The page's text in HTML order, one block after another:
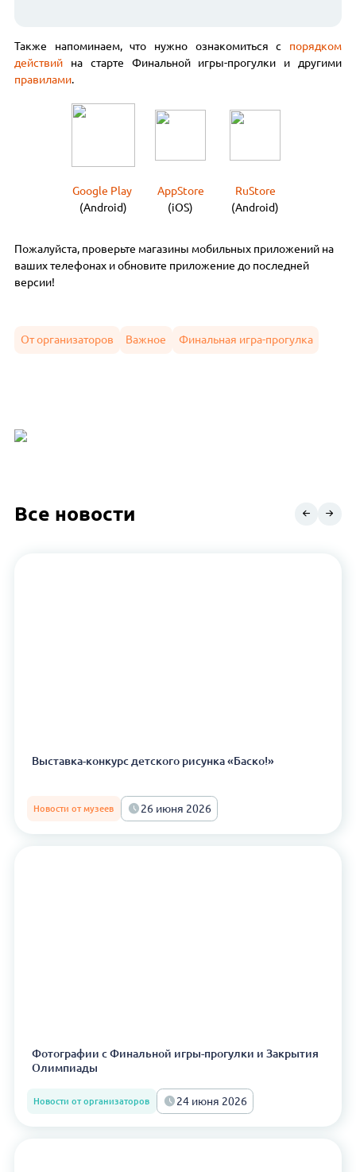
Также напоминаем, что нужно ознакомиться с порядком
действий на старте Финальной игры-прогулки и другими
правилами.
Google Play
(Android)
AppStore
(iOS)
RuStore
(Android)
Пожалуйста, проверьте магазины мобильных приложений на
ваших телефонах и обновите приложение до последней
версии!
От организаторов Важное Финальная игра-прогулка
Все новости
Выставка-конкурс детского рисунка «Баско!»
Новости от музеев 26 июня 2026
Фотографии с Финальной игры-прогулки и Закрытия
Олимпиады
Новости от организаторов 24 июня 2026